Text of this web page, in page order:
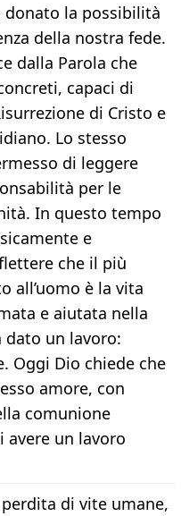
donato la possibilità
della nostra fede.
dalla Parola che
capaci di
di Cristo e
Lo stesso
di leggere
per le
In questo tempo
e
che il più
all’uomo è la vita
e aiutata nella
dato un lavoro:
Oggi Dio chiede che
amore, con
comunione
avere un lavoro
di vite umane,